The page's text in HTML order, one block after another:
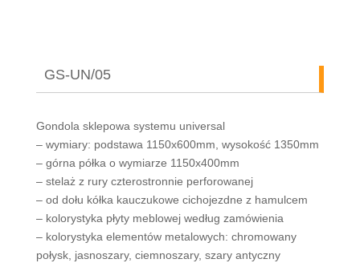
GS-UN/05
Gondola sklepowa systemu universal
– wymiary: podstawa 1150x600mm, wysokość 1350mm
– górna półka o wymiarze 1150x400mm
– stelaż z rury czterostronnie perforowanej
– od dołu kółka kauczukowe cichojezdne z hamulcem
– kolorystyka płyty meblowej według zamówienia
– kolorystyka elementów metalowych: chromowany
połysk, jasnoszary, ciemnoszary, szary antyczny